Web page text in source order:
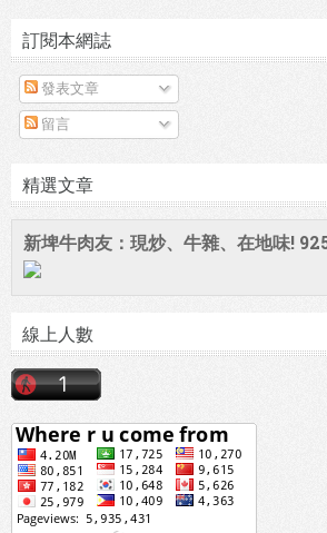
訂閱本網誌
發表文章
留言
精選文章
新埤牛肉友：現炒、牛雜、在地味!
線上人數